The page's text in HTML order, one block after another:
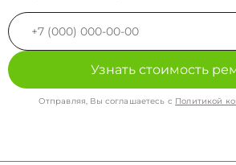
Узнать стоимость
Отправляя, Вы соглашаетесь с Политикой